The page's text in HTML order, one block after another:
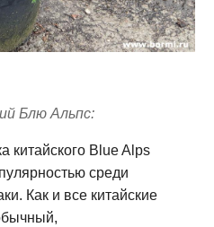
Блю Альпс:
китайского Blue Alps
среди
Как и все китайские